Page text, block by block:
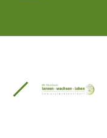
Südtirol